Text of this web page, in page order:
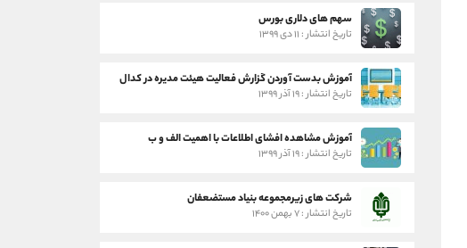
سهم های دلاری بورس
تاریخ انتشار : ۱۱ دی ۱۳۹۹
آموزش بدست آوردن گزارش فعالیت هیئت مدیره در کدال
تاریخ انتشار : ۱۹ آذر ۱۳۹۹
آموزش مشاهده افشای اطلاعات با اهمیت الف و ب
تاریخ انتشار : ۱۹ آذر ۱۳۹۹
شرکت های زیرمجموعه بنیاد مستضعفان
تاریخ انتشار : ۷ بهمن ۱۴۰۰